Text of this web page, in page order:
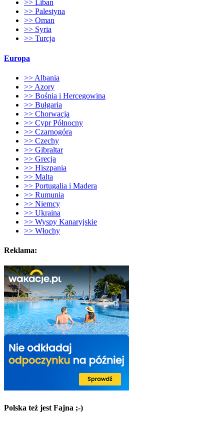
>> Liban
>> Palestyna
>> Oman
>> Syria
>> Turcja
Europa
>> Albania
>> Azory
>> Bośnia i Hercegowina
>> Bułgaria
>> Chorwacja
>> Cypr Północny
>> Czarnogóra
>> Czechy
>> Gibraltar
>> Grecja
>> Hiszpania
>> Malta
>> Portugalia i Madera
>> Rumunia
>> Niemcy
>> Ukraina
>> Wyspy Kanaryjskie
>> Włochy
Reklama:
Polska też jest Fajna ;-)